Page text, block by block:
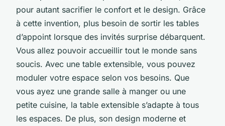
pour autant sacrifier le confort et le design. Grâce
à cette invention, plus besoin de sortir les tables
d’appoint lorsque des invités surprise débarquent.
Vous allez pouvoir accueillir tout le monde sans
soucis. Avec une table extensible, vous pouvez
moduler votre espace selon vos besoins. Que
vous ayez une grande salle à manger ou une
petite cuisine, la table extensible s’adapte à tous
les espaces. De plus, son design moderne et